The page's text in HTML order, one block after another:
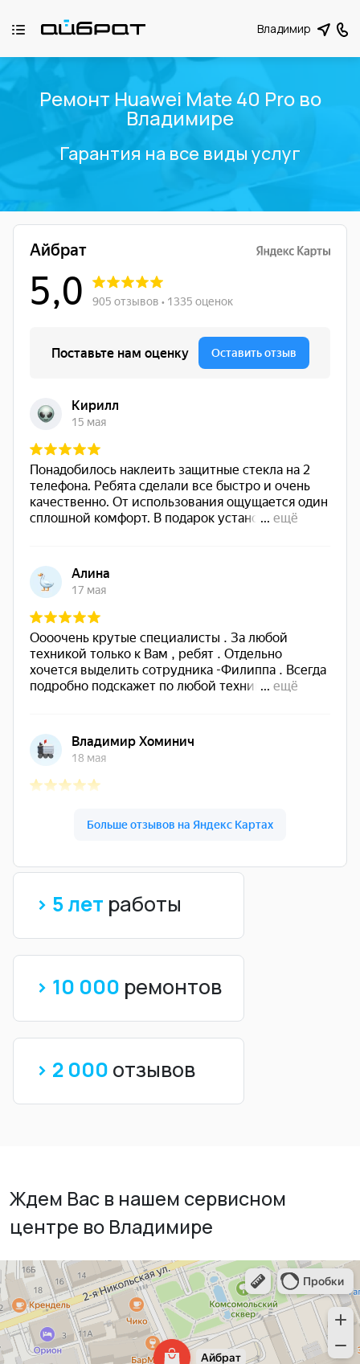
Владимир
Ремонт Huawei Mate 40 Pro во
Владимире
Гарантия на все виды услуг
> 5 лет работы
> 10 000 ремонтов
> 2 000 отзывов
Ждем Вас в нашем сервисном
центре во Владимире